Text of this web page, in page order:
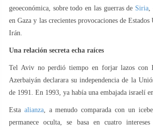
geoeconómica, sobre todo en las guerras de Siria
en Gaza y las crecientes provocaciones de
Irán.
Una relación secreta echa raíces
Tel Aviv no perdió tiempo en forjar lazos con
Azerbaiyán declarara su independencia de la
de 1991. En 1993, ya había una embajada israelí
Esta alianza, a menudo comparada con un
permanece oculta, se basa en cuatro